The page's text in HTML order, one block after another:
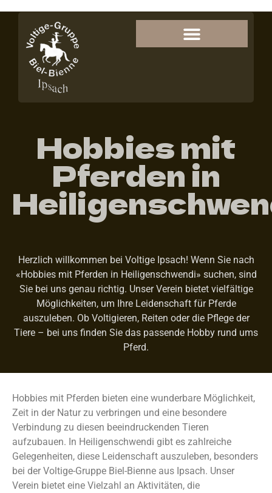
Hobbies mit
Pferden in
Herzlich willkommen bei Voltige Ipsach! Wenn Sie nach
«Hobbies mit Pferden in Heiligenschwendi» suchen, sind
Sie bei uns genau richtig. Unser Verein bietet vielfältige
Möglichkeiten, um Ihre Leidenschaft für Pferde
auszuleben. Ob Voltigieren, Reiten oder die Pflege der
Tiere – bei uns finden Sie das passende Hobby rund ums
Pferd.
Hobbies mit Pferden bieten eine wunderbare Möglichkeit,
Zeit in der Natur zu verbringen und eine besondere
Verbindung zu diesen beeindruckenden Tieren
aufzubauen. In Heiligenschwendi gibt es zahlreiche
Gelegenheiten, diese Leidenschaft auszuleben, besonders
bei der Voltige-Gruppe Biel-Bienne aus Ipsach. Unser
Verein bietet eine Vielzahl an Aktivitäten, die